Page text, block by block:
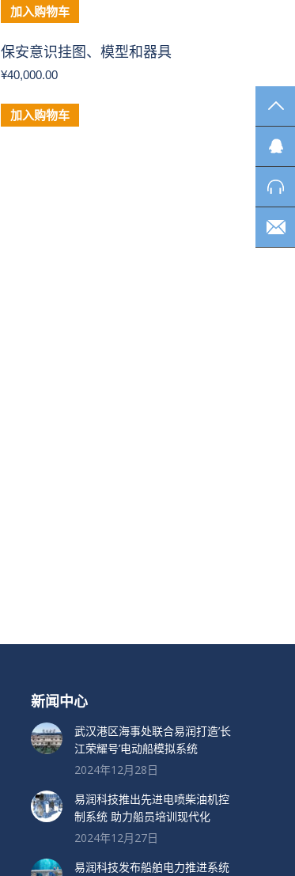
加入购物车
保安意识挂图、模型和器具
¥40,000.00
加入购物车
新闻中心
武汉港区海事处联合易润打造’长
江荣耀号’电动船模拟系统
2024年12月28日
易润科技推出先进电喷柴油机控
制系统 助力船员培训现代化
2024年12月27日
易润科技发布船舶电力推进系统